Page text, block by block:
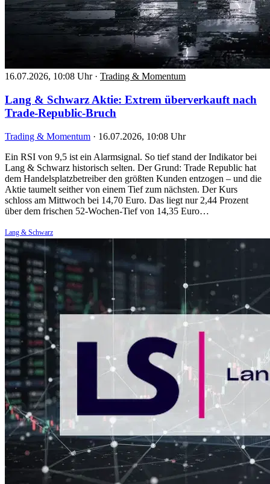
16.07.2026, 10:08 Uhr · Trading & Momentum
Lang & Schwarz Aktie: Extrem überverkauft nach
Trade-Republic-Bruch
Trading & Momentum · 16.07.2026, 10:08 Uhr
Ein RSI von 9,5 ist ein Alarmsignal. So tief stand der Indikator bei
Lang & Schwarz historisch selten. Der Grund: Trade Republic hat
dem Handelsplatzbetreiber den größten Kunden entzogen – und die
Aktie taumelt seither von einem Tief zum nächsten. Der Kurs
schloss am Mittwoch bei 14,70 Euro. Das liegt nur 2,44 Prozent
über dem frischen 52-Wochen-Tief von 14,35 Euro…
Lang & Schwarz